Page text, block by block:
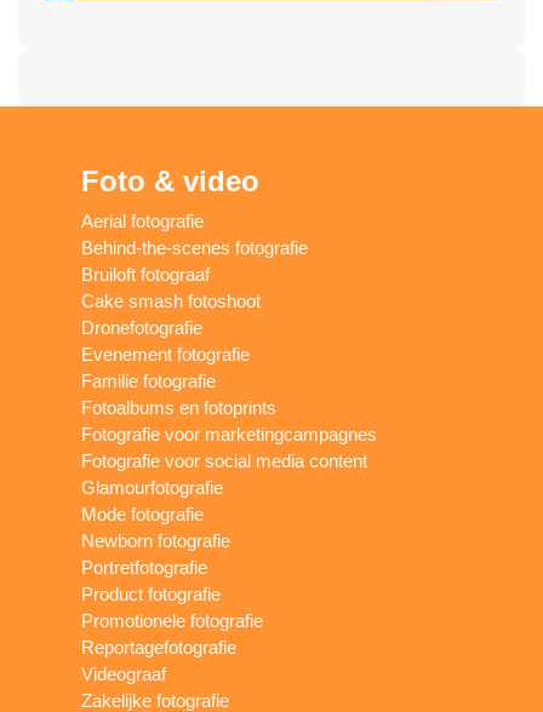
Foto & video
Aerial fotografie
Behind-the-scenes fotografie
Bruiloft fotograaf
Cake smash fotoshoot
Dronefotografie
Evenement fotografie
Familie fotografie
Fotoalbums en fotoprints
Fotografie voor marketingcampagnes
Fotografie voor social media content
Glamourfotografie
Mode fotografie
Newborn fotografie
Portretfotografie
Product fotografie
Promotionele fotografie
Reportagefotografie
Videograaf
Zakelijke fotografie